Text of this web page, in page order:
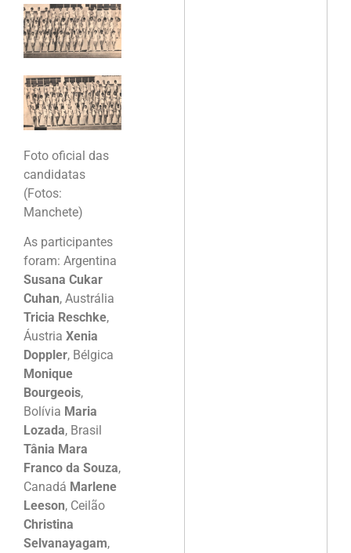
Foto oficial das
candidatas
(Fotos:
Manchete)
As participantes
foram: Argentina
Susana Cukar
Cuhan, Austrália
Tricia Reschke,
Áustria Xenia
Doppler, Bélgica
Monique
Bourgeois,
Bolívia Maria
Lozada, Brasil
Tânia Mara
Franco da Souza,
Canadá Marlene
Leeson, Ceilão
Christina
Selvanayagam,